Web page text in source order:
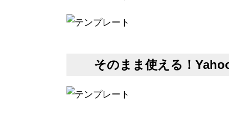
そのまま使える！